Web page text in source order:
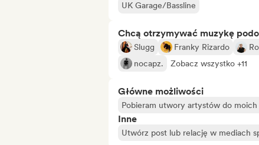
UK Garage/Bassline
Chcą otrzymywać muzykę
Slugg Franky Rizardo
nocapz.
Zobacz wszystko +11
Główne możliwości
Pobieram utwory artystów do
Inne
Utwórz post lub relację w mediach